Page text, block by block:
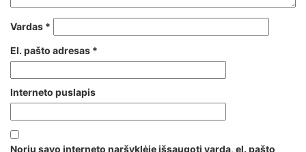
Vardas *
El. pašto adresas *
Interneto puslapis
Noriu savo interneto naršyklėje išsaugoti vardą, el. pašto